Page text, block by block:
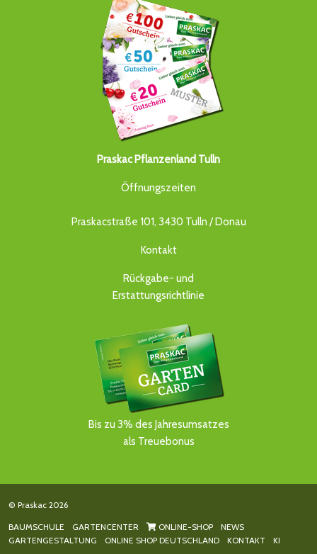
Praskac Pflanzenland Tulln
Öffnungszeiten
Praskacstraße 101, 3430 Tulln / Donau
Kontakt
Rückgabe- und
Erstattungsrichtlinie
Bis zu 3% des Jahresumsatzes
als Treuebonus
© Praskac 2026
BAUMSCHULE GARTENCENTER ONLINE-SHOP
NEWS
GARTENGESTALTUNG
ONLINE SHOP DEUTSCHLAND KONTAKT KI